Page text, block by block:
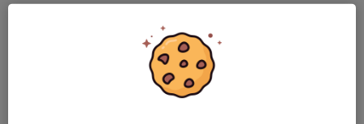
Inga album skapade